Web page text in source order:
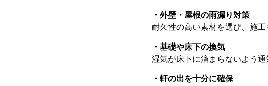
・外壁・屋根の雨漏り対策
耐久性の高い素材を選び、施工
・基礎や床下の換気
湿気が床下に溜まらないよう通
・軒の出を十分に確保